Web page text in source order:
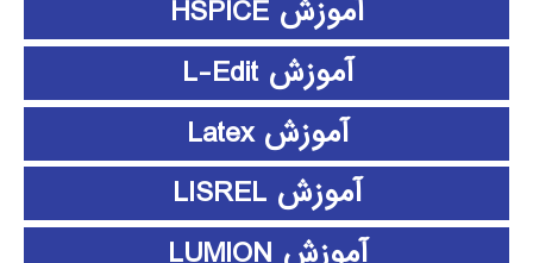
آموزش HSPICE
آموزش L-Edit
آموزش Latex
آموزش LISREL
آموزش LUMION